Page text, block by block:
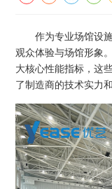
作为专业场馆设施
观众体验与场馆形象
大核心性能指标，这
了制造商的技术实力